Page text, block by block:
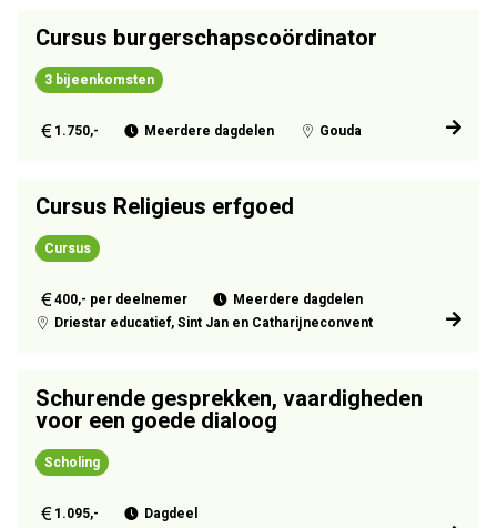
Cursus burgerschapscoördinator
3 bijeenkomsten
1.750,- Meerdere dagdelen Gouda
Cursus Religieus erfgoed
Cursus
400,- per deelnemer
Meerdere dagdelen
Driestar educatief, Sint Jan en Catharijneconvent
Schurende gesprekken, vaardigheden
voor een goede dialoog
Scholing
1.095,-
Dagdeel